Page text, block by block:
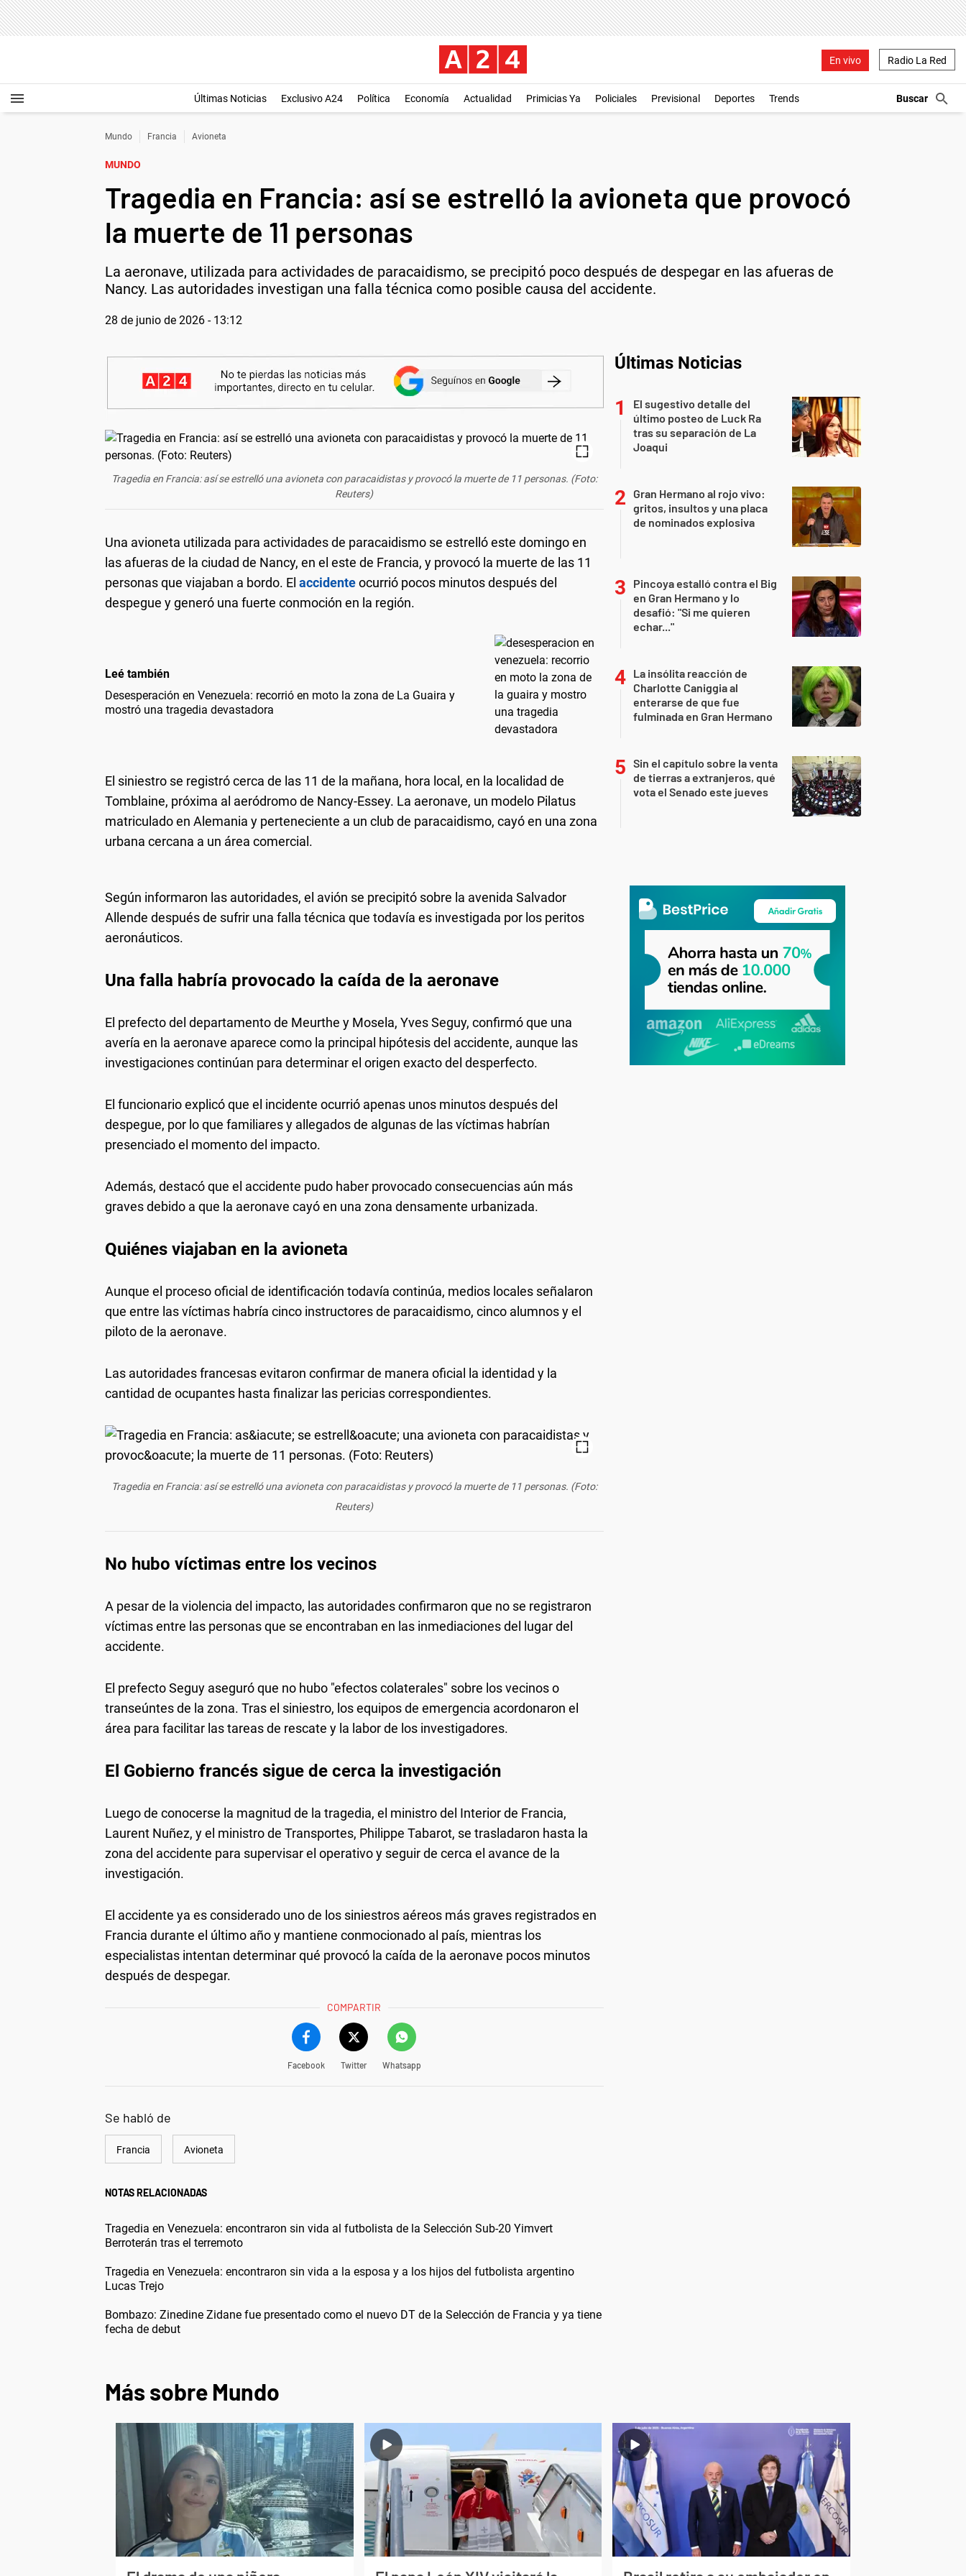
En vivo Radio La Red
Últimas Noticias Exclusivo A24 Política Economía Actualidad Primicias Ya Policiales Previsional Deportes Trends
Mundo Francia Avioneta
MUNDO
Tragedia en Francia: así se estrelló la avioneta que provocó
la muerte de 11 personas
La aeronave, utilizada para actividades de paracaidismo, se precipitó poco después de despegar en las afueras de
Nancy. Las autoridades investigan una falla técnica como posible causa del accidente.
28 de junio de 2026 - 13:12
Tragedia en Francia: así se estrelló una avioneta con paracaidistas y provocó la muerte de 11 personas. (Foto:
Reuters)
Una avioneta utilizada para actividades de paracaidismo se estrelló este domingo en
las afueras de la ciudad de Nancy, en el este de Francia, y provocó la muerte de las 11
personas que viajaban a bordo. El accidenteocurrió pocos minutos después del
despegue y generó una fuerte conmoción en la región.
Leé también
Desesperación en Venezuela: recorrió en moto la zona de La Guaira y
mostró una tragedia devastadora
El siniestro se registró cerca de las 11 de la mañana, hora local, en la localidad de
Tomblaine, próxima al aeródromo de Nancy-Essey. La aeronave, un modelo Pilatus
matriculado en Alemania y perteneciente a un club de paracaidismo, cayó en una zona
urbana cercana a un área comercial.
Según informaron las autoridades, el avión se precipitó sobre la avenida Salvador
Allende después de sufrir una falla técnica que todavía es investigada por los peritos
aeronáuticos.
Una falla habría provocado la caída de la aeronave
El prefecto del departamento de Meurthe y Mosela, Yves Seguy, confirmó que una
avería en la aeronave aparece como la principal hipótesis del accidente, aunque las
investigaciones continúan para determinar el origen exacto del desperfecto.
El funcionario explicó que el incidente ocurrió apenas unos minutos después del
despegue, por lo que familiares y allegados de algunas de las víctimas habrían
presenciado el momento del impacto.
Además, destacó que el accidente pudo haber provocado consecuencias aún más
graves debido a que la aeronave cayó en una zona densamente urbanizada.
Quiénes viajaban en la avioneta
Aunque el proceso oficial de identificación todavía continúa, medios locales señalaron
que entre las víctimas habría cinco instructores de paracaidismo, cinco alumnos y el
piloto de la aeronave.
Las autoridades francesas evitaron confirmar de manera oficial la identidad y la
cantidad de ocupantes hasta finalizar las pericias correspondientes.
Tragedia en Francia: así se estrelló una avioneta con paracaidistas y provocó la muerte de 11 personas. (Foto:
Reuters)
No hubo víctimas entre los vecinos
A pesar de la violencia del impacto, las autoridades confirmaron que no se registraron
víctimas entre las personas que se encontraban en las inmediaciones del lugar del
accidente.
El prefecto Seguy aseguró que no hubo "efectos colaterales" sobre los vecinos o
transeúntes de la zona. Tras el siniestro, los equipos de emergencia acordonaron el
área para facilitar las tareas de rescate y la labor de los investigadores.
El Gobierno francés sigue de cerca la investigación
Luego de conocerse la magnitud de la tragedia, el ministro del Interior de Francia,
Laurent Nuñez, y el ministro de Transportes, Philippe Tabarot, se trasladaron hasta la
zona del accidente para supervisar el operativo y seguir de cerca el avance de la
investigación.
El accidente ya es considerado uno de los siniestros aéreos más graves registrados en
Francia durante el último año y mantiene conmocionado al país, mientras los
especialistas intentan determinar qué provocó la caída de la aeronave pocos minutos
después de despegar.
COMPARTIR
Facebook Twitter Whatsapp
Se habló de
Francia Avioneta
NOTAS RELACIONADAS
Tragedia en Venezuela: encontraron sin vida al futbolista de la Selección Sub-20 Yimvert
Berroterán tras el terremoto
Tragedia en Venezuela: encontraron sin vida a la esposa y a los hijos del futbolista argentino
Lucas Trejo
Bombazo: Zinedine Zidane fue presentado como el nuevo DT de la Selección de Francia y ya tiene
fecha de debut
Últimas Noticias
El sugestivo detalle del
último posteo de Luck Ra
tras su separación de La
Joaqui
Gran Hermano al rojo vivo:
gritos, insultos y una placa
de nominados explosiva
Pincoya estalló contra el Big
en Gran Hermano y lo
desafió: "Si me quieren
echar..."
La insólita reacción de
Charlotte Caniggia al
enterarse de que fue
fulminada en Gran Hermano
Sin el capítulo sobre la venta
de tierras a extranjeros, qué
vota el Senado este jueves
Más sobre Mundo